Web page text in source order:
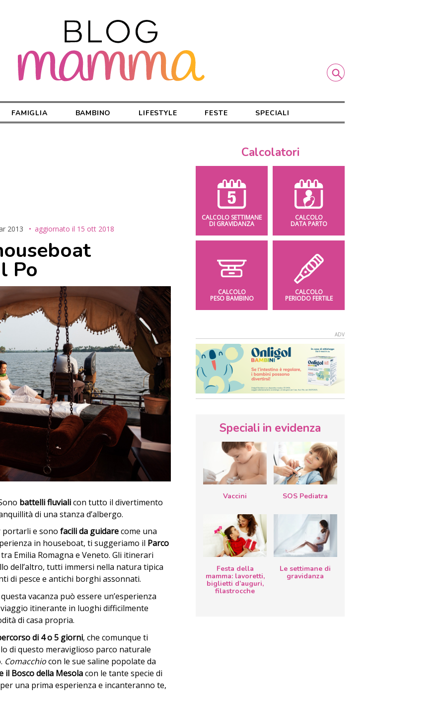
FAMIGLIA BAMBINO LIFESTYLE FESTE SPECIALI
2013 aggiornato il 15 ott 2018
Po
battelli fluvialicon tutto il divertimento
di una stanza d’albergo.
e sono facili da guidarecome una
in houseboat, ti suggeriamo il Parco
Emilia Romagna e Veneto. Gli itinerari
dell’altro, tutti immersi nella natura tipica
di pesce e antichi borghi assonnati.
vacanza può essere un’esperienza
itinerante in luoghi difficilmente
di casa propria.
di 4 o 5 giorni, che comunque ti
di questo meraviglioso parco naturale
Comacchiocon le sue saline popolate da
il Bosco della Mesolacon le tante specie di
una prima esperienza e incanteranno te,
Calcolatori
CALCOLO SETTIMANE
DI GRAVIDANZA
CALCOLO
DATA PARTO
CALCOLO
PESO BAMBINO
CALCOLO
PERIODO FERTILE
Speciali in evidenza
Vaccini SOS Pediatra
Festa della
mamma: lavoretti,
biglietti d’auguri,
filastrocche
Le settimane di
gravidanza